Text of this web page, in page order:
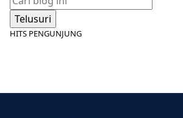
HITS PENGUNJUNG